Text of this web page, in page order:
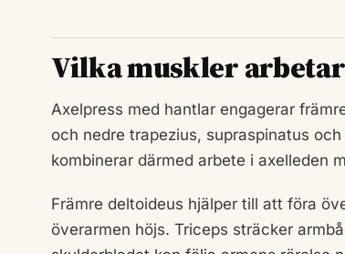
Vilka muskler
Axelpress med hantlar engagerar
och nedre trapezius, supraspinatus
kombinerar därmed arbete i axelleden
Främre deltoideus hjälper till att föra
överarmen höjs. Triceps sträcker